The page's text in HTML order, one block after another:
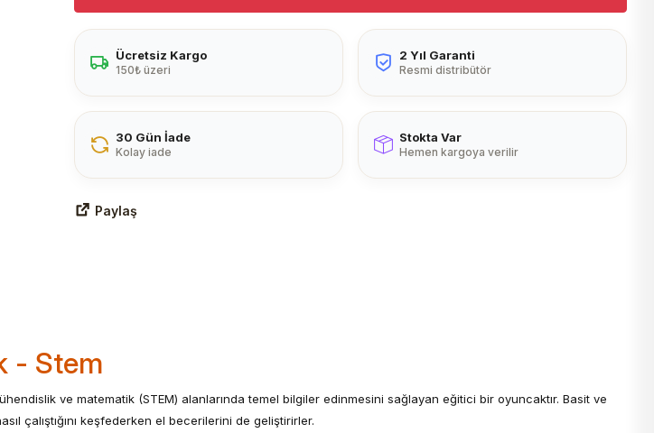
Ücretsiz Kargo
150₺ üzeri
2 Yıl Garanti
Resmi distribütör
30 Gün İade
Kolay iade
Stokta Var
Hemen kargoya verilir
Paylaş
- Stem
ve matematik (STEM) alanlarında temel bilgiler edinmesini sağlayan eğitici bir oyuncaktır. Basit ve
çalıştığını keşfederken el becerilerini de geliştirirler.